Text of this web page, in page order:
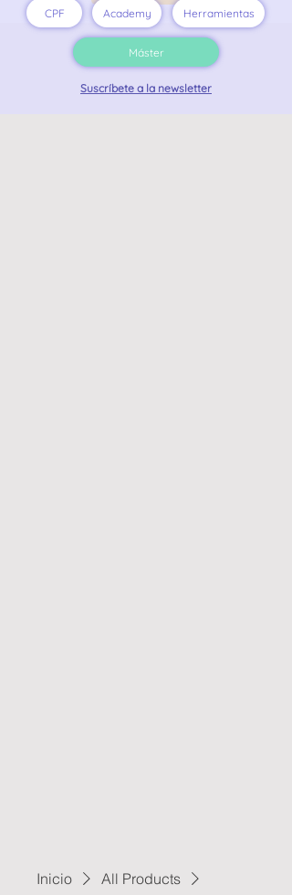
CPF Academy Herramientas
Máster
Suscríbete a la newsletter
Inicio
All Products